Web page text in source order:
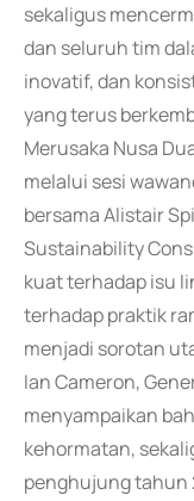
sekaligus
dan seluruh tim
inovatif, dan
yang terus
Merusaka Nusa
melalui sesi
bersama Alistair
Sustainability
kuat terhadap isu
terhadap praktik
menjadi sorotan
Ian Cameron,
menyampaikan
kehormatan,
penghujung tahun